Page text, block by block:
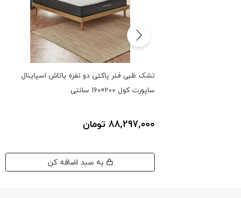
تشک طبی فنر پاکتی دو نفره یاتاش اسپاینال
ساپورت کول 200×160 سانتی
88,297,000 تومان
به سبد اضافه کن